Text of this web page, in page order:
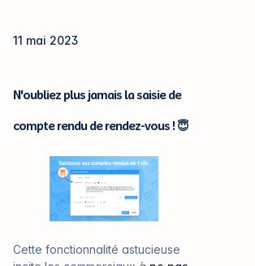
11 mai 2023
N'oubliez plus jamais la saisie de
compte rendu de rendez-vous ! 😇
Cette fonctionnalité astucieuse